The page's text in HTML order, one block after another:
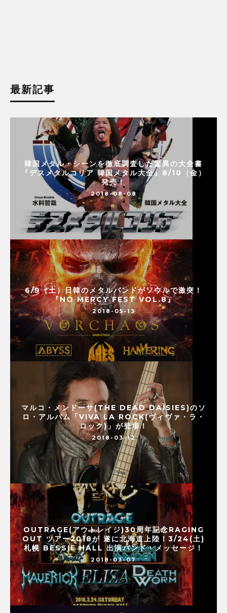
最新記事
韓国メタル・シーンを徹底調査した驚異の大全書
『デスメタルコリア 韓国メタル大全』8/10（金）
発売！
2018-08-08
6/9（土）日韓のメタルバンドがソウルで激突！
『NO MERCY FEST VOL.8』
2018-05-13
マルコ・メンドーサ(THE DEAD DAISIES)のソ
ロ・アルバム「VIVA LA ROCK(ヴィヴァ・ラ・
ロック)」が登場！
2018-03-12
OUTRAGE(アウトレイジ)30周年記念RAGING
OUT ツアー2018が 遂に北海道上陸！3/24(土)
札幌 BESSIE HALL 出演バンド・メッセージ！
2018-03-07